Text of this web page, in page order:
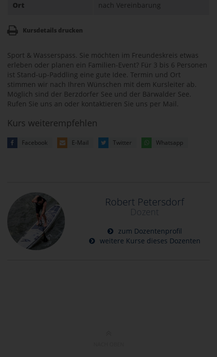
Ort nach Vereinbarung
Kursdetails drucken
Sport & Wasserspass. Sie möchten im Freundeskreis etwas
erleben oder planen ein Familien-Event? Für 3 bis 6 Personen
ist Stand-up-Paddling eine gute Idee. Termin und Ort
stimmen wir nach Ihren Wünschen mit dem Kursleiter ab.
Möglich sind der Berzdorfer See und der Bärwalder See.
Rufen Sie uns an oder kontaktieren Sie uns per Mail.
Kurs weiterempfehlen
Facebook E-Mail Twitter Whatsapp
Robert Petersdorf
Dozent
zum Dozentenprofil
weitere Kurse dieses Dozenten